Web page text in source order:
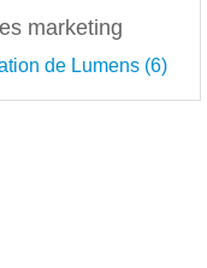
marketing
de Lumens (6)